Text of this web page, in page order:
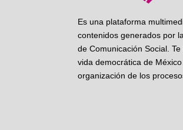
Es una plataforma
contenidos generados por
de Comunicación Social.
vida democrática de
organización de los